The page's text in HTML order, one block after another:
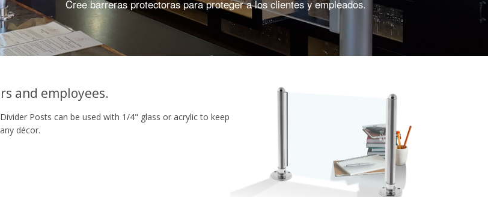
Cree barreras protectoras para proteger a los clientes y empleados.
and employees.
Posts can be used with 1/4" glass or acrylic to keep
décor.